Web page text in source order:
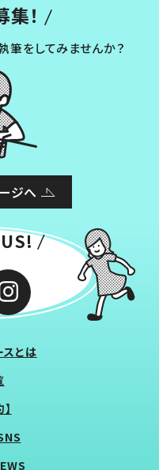
！
筆をしてみませんか？
ジへ
スとは